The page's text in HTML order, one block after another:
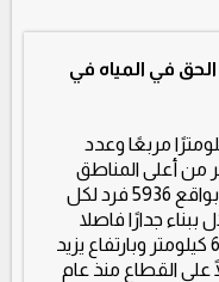
الحق في المياه في
قطاع غزة حوالي 365 كيلومترًا مربعًا وعدد
ويعتبر من أعلى المناطق
من حيث الكثافة السكانية في العالم بواقع 5936 فرد لكل
ببناء جدارًا فاصلا
على طول قطاع غزة بطول حوالي 65 كيلومتر وبارتفاع يزيد
على القطاع منذ عام